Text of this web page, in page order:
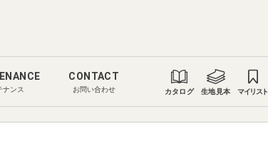
ナンス
CONTACT
お問い合わせ カタログ 生地見本 マイリスト